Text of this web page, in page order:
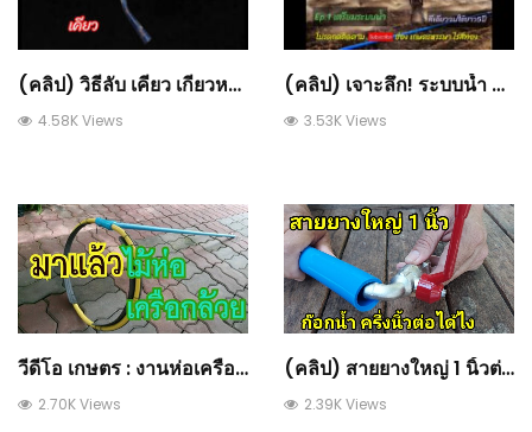
(คลิป) วิธีลับ เคียว เกียวหญ้า แบบง่ายๆคมกริบ : วีดีโอ เกษตร
4.58K Views
(คลิป) เจาะลึก! ระบบน้ำ แบบง่าย ใช้งานยาว กับการเตรียมระบบน้ำมินิสปริงเกอร์ : วีดีโอ เกษตร
3.53K Views
วีดีโอ เกษตร : งานห่อเครือกล้วย ไม่ใช้บันได เบาแรง ทำให้งานง่ายขึ้น ?
2.70K Views
(คลิป) สายยางใหญ่ 1 นิ้วต่อก๊อกน้ำ ครึ่งนิ้วได้ไง ต้องดู : วีดีโอ เกษตร
2.39K Views